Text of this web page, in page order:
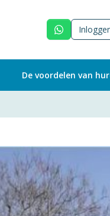
De voordelen van